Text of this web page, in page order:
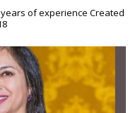
of experience Created